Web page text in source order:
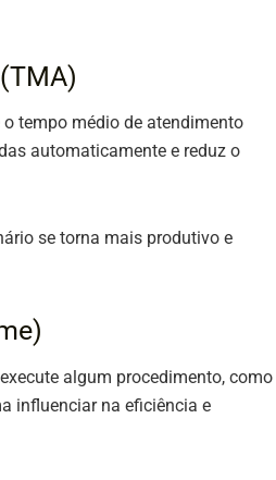
tempo médio de atendimento
automaticamente e reduz o
se torna mais produtivo e
algum procedimento, como
influenciar na eficiência e